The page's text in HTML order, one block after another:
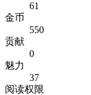
61
金币
550
贡献
0
魅力
37
阅读权限